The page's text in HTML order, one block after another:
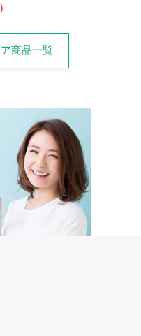
商品一覧